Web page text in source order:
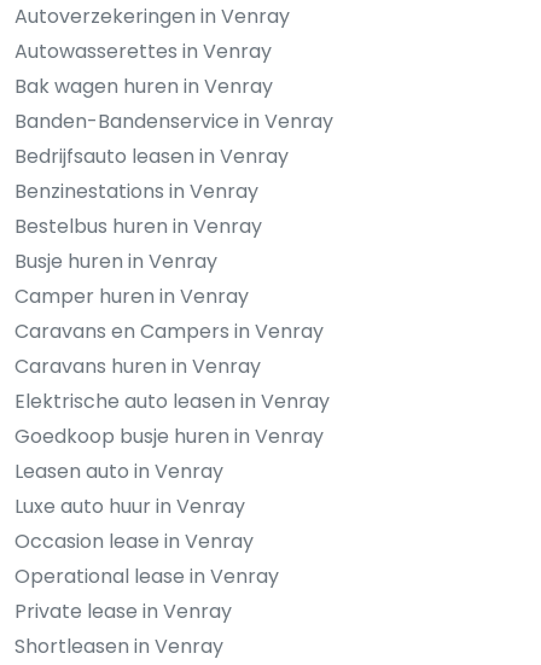
Autoverzekeringen in Venray
Autowasserettes in Venray
Bak wagen huren in Venray
Banden-Bandenservice in Venray
Bedrijfsauto leasen in Venray
Benzinestations in Venray
Bestelbus huren in Venray
Busje huren in Venray
Camper huren in Venray
Caravans en Campers in Venray
Caravans huren in Venray
Elektrische auto leasen in Venray
Goedkoop busje huren in Venray
Leasen auto in Venray
Luxe auto huur in Venray
Occasion lease in Venray
Operational lease in Venray
Private lease in Venray
Shortleasen in Venray